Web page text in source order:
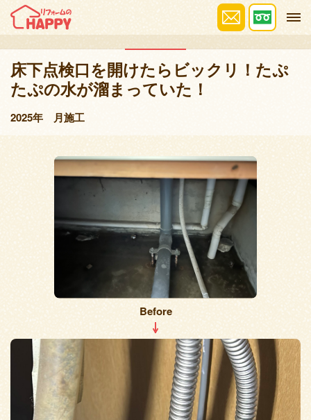
施工事例
床下点検口を開けたらビックリ！たぷ
たぷの水が溜まっていた！
2025年 月施工
Before